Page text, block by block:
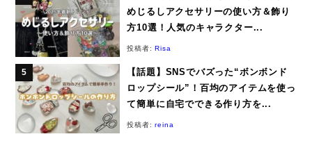
めじるしアクセサリーの使い方＆飾り
方10選！人気のキャラクター...
投稿者:Risa
【話題】SNSでバズった“ボンボンド
ロップシール”！百均のアイテムを使っ
て簡単に自宅でできる作り方を...
投稿者:reina